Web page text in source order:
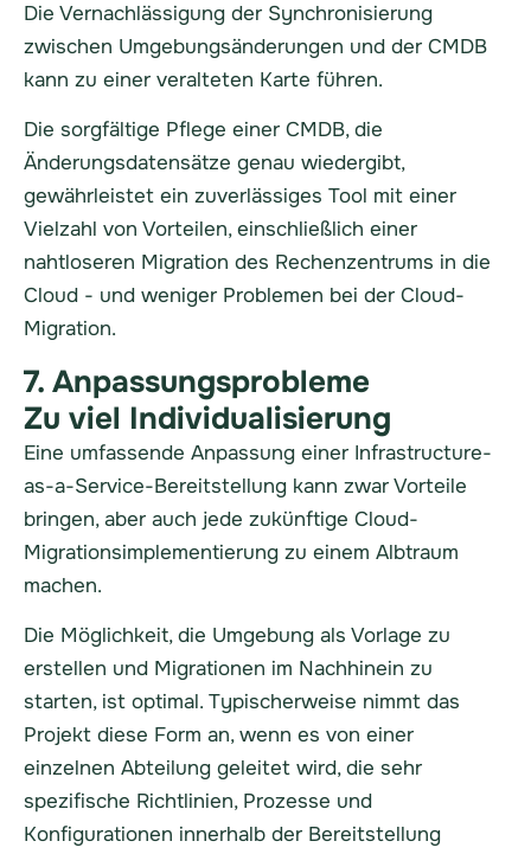
Die Vernachlässigung der Synchronisierung
zwischen Umgebungsänderungen und der CMDB
kann zu einer veralteten Karte führen.
Die sorgfältige Pflege einer CMDB, die
Änderungsdatensätze genau wiedergibt,
gewährleistet ein zuverlässiges Tool mit einer
Vielzahl von Vorteilen, einschließlich einer
nahtloseren Migration des Rechenzentrums in die
Cloud - und weniger Problemen bei der Cloud-
Migration.
7. Anpassungsprobleme
Zu viel Individualisierung
Eine umfassende Anpassung einer Infrastructure-
as-a-Service-Bereitstellung kann zwar Vorteile
bringen, aber auch jede zukünftige Cloud-
Migrationsimplementierung zu einem Albtraum
machen.
Die Möglichkeit, die Umgebung als Vorlage zu
erstellen und Migrationen im Nachhinein zu
starten, ist optimal. Typischerweise nimmt das
Projekt diese Form an, wenn es von einer
einzelnen Abteilung geleitet wird, die sehr
spezifische Richtlinien, Prozesse und
Konfigurationen innerhalb der Bereitstellung